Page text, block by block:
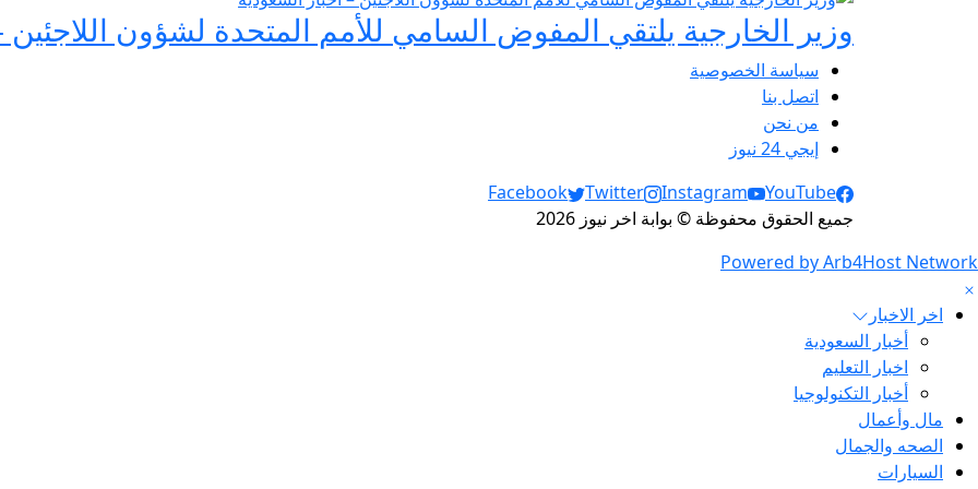
وزير الخارجية يلتقي المفوض السامي للأمم المتحدة لشؤون اللاجئين
سياسة الخصوصية
اتصل بنا
من نحن
إيجي 24 نيوز
Social Links
Facebook Twitter Instagram
YouTube
جميع الحقوق محفوظة © بوابة اخر نيوز 2026
Powered by Arb4Host Network
اخر الاخبار
أخبار السعودية
اخبار التعليم
أخبار التكنولوجيا
مال وأعمال
الصحه والجمال
السيارات